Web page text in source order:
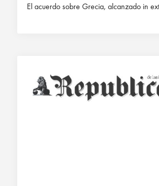
El acuerdo sobre Grecia, alcanzado in